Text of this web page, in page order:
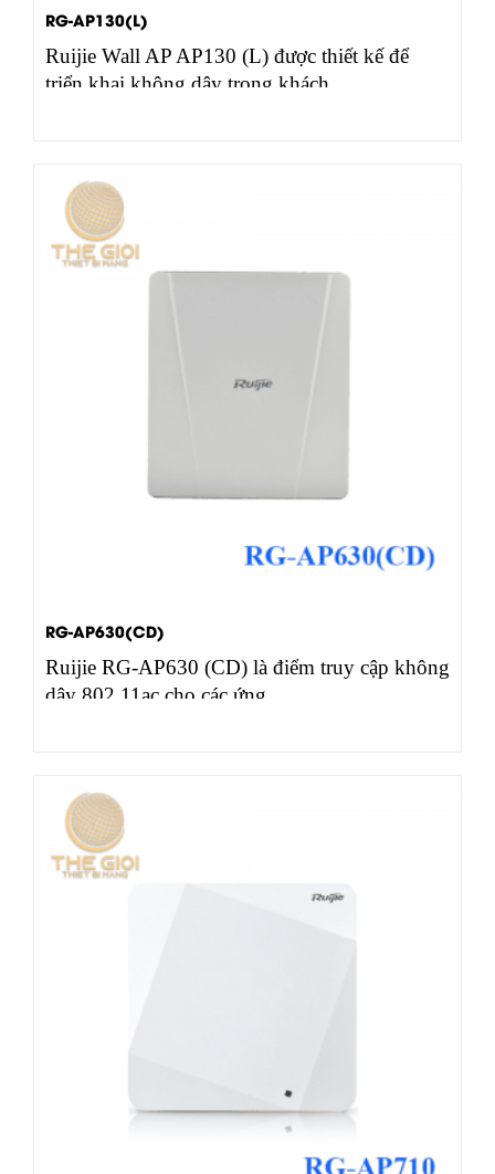
RG-AP130(L)
Ruijie Wall AP AP130 (L) được thiết kế để
triển khai không dây trong khách…
RG-AP630(CD)
Ruijie RG-AP630 (CD) là điểm truy cập không
dây 802.11ac cho các ứng…